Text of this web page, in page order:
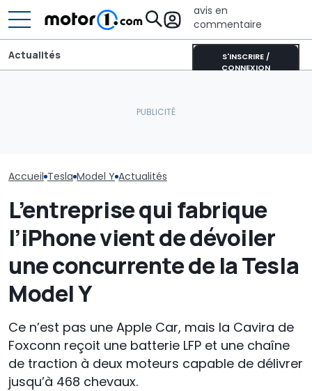
avis en
commentaire
S'INSCRIRE /
CONNEXION
Actualités
Accueil Tesla Model Y Actualités
L’entreprise qui fabrique
l’iPhone vient de dévoiler
une concurrente de la Tesla
Model Y
Ce n’est pas une Apple Car, mais la Cavira de
Foxconn reçoit une batterie LFP et une chaîne
de traction à deux moteurs capable de délivrer
jusqu’à 468 chevaux.